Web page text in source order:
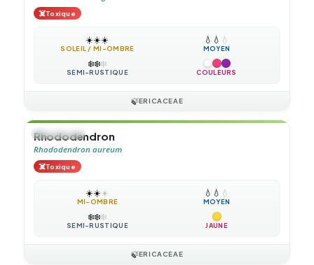
☠️Toxique
☀️☀️☀️
SOLEIL / MI-OMBRE
💧 💧 💧
MOYEN
❄️❄️❄️
SEMI-RUSTIQUE COULEURS
🍃ERICACEAE
🌲ARBUSTE
Rhododendron
Rhododendron aureum
☠️Toxique
☀️☀️☀️
MI-OMBRE
💧 💧 💧
MOYEN
❄️❄️❄️
SEMI-RUSTIQUE JAUNE
🍃ERICACEAE